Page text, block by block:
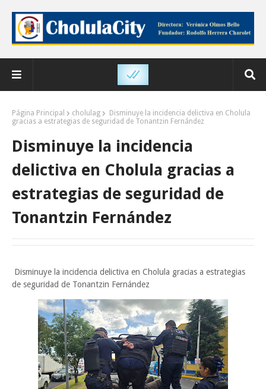
Página Principal cholulag
Disminuye la incidencia delictiva en Cholula
gracias a estrategias de seguridad de Tonantzin Fernández
Disminuye la incidencia
delictiva en Cholula gracias a
estrategias de seguridad de
Tonantzin Fernández
Disminuye la incidencia delictiva en Cholula gracias a estrategias
de seguridad de Tonantzin Fernández